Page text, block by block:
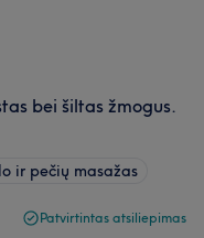
bei šiltas žmogus.
ir pečių masažas
Patvirtintas atsiliepimas